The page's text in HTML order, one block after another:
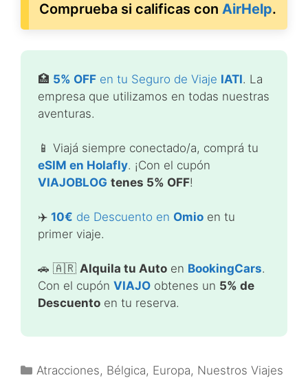
Comprueba si calificas con AirHelp.
🏥 5% OFF en tu Seguro de Viaje IATI. La
empresa que utilizamos en todas nuestras
aventuras.
📱 Viajá siempre conectado/a, comprá tu
eSIM en Holafly. ¡Con el cupón
VIAJOBLOG tenes 5% OFF!
✈️ 10€ de Descuento en Omio en tu
primer viaje.
🚗 🇦🇷 Alquila tu Auto en BookingCars.
Con el cupón VIAJO obtenes un 5% de
Descuento en tu reserva.
Categorías
Atracciones, Bélgica, Europa, Nuestros Viajes